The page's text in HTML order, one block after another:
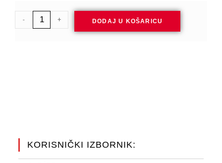
- + DODAJ U KOŠARICU
KORISNIČKI IZBORNIK: